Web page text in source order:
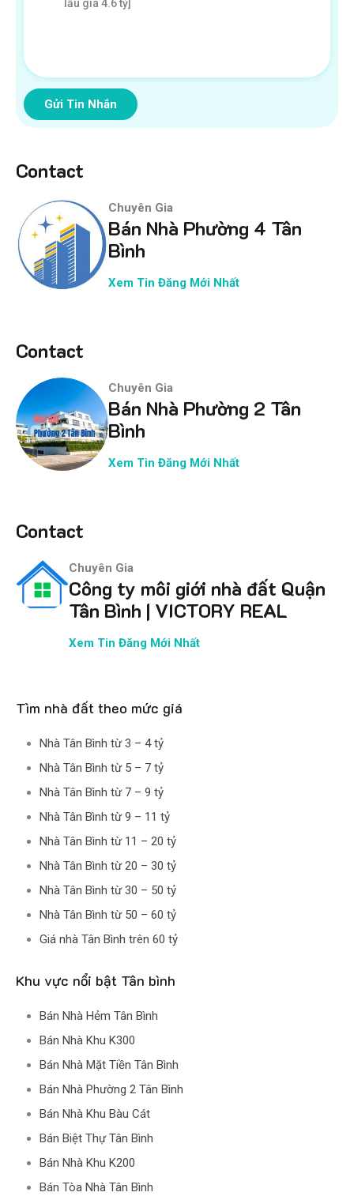
Gửi Tin Nhắn
Contact
Chuyên Gia
Bán Nhà Phường 4 Tân
Bình
Xem Tin Đăng Mới Nhất
Contact
Chuyên Gia
Bán Nhà Phường 2 Tân
Bình
Xem Tin Đăng Mới Nhất
Contact
Chuyên Gia
Công ty môi giới nhà đất Quận
Tân Bình | VICTORY REAL
Xem Tin Đăng Mới Nhất
Tìm nhà đất theo mức giá
Nhà Tân Bình từ 3 – 4 tỷ
Nhà Tân Bình từ 5 – 7 tỷ
Nhà Tân Bình từ 7 – 9 tỷ
Nhà Tân Bình từ 9 – 11 tỷ
Nhà Tân Bình từ 11 – 20 tỷ
Nhà Tân Bình từ 20 – 30 tỷ
Nhà Tân Bình từ 30 – 50 tỷ
Nhà Tân Bình từ 50 – 60 tỷ
Giá nhà Tân Bình trên 60 tỷ
Khu vực nổi bật Tân bình
Bán Nhà Hẻm Tân Bình
Bán Nhà Khu K300
Bán Nhà Mặt Tiền Tân Bình
Bán Nhà Phường 2 Tân Bình
Bán Nhà Khu Bàu Cát
Bán Biệt Thự Tân Bình
Bán Nhà Khu K200
Bán Tòa Nhà Tân Bình